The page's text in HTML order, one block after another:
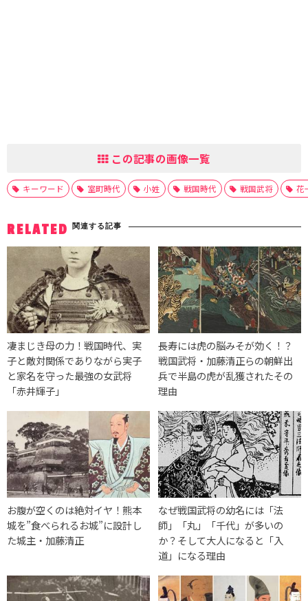
この記事の画像一覧
キーワード 室町時代 小姓 戦国時代 戦国武将 花
RELATED 関連する記事
凄まじき母の力！戦国時代、実
子と敵対関係でありながら実子
と家名を守った最強の女武将
「赤井輝子」
長寿には虎の脳みそが効く！？
戦国武将・加藤清正らの朝鮮出
兵で半島の虎が乱獲されたその
理由
お腹が空くのは絶対イヤ！熊本
城を”食べられるお城”に設計し
た城主・加藤清正
なぜ戦国武将の幼名には「法
師」「丸」「千代」が多いの
か？そして大人になると「入
道」になる理由